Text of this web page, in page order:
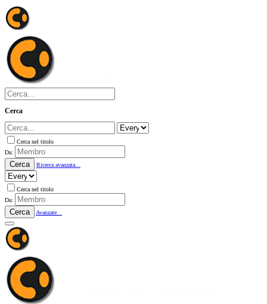
Cerca
Cerca nel titolo
Da:
Cerca Ricerca avanzata...
Cerca nel titolo
Da:
Cerca Avanzate...